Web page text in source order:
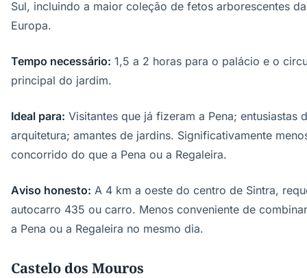
Sul, incluindo a maior coleção de fetos arborescentes da
Europa.
Tempo necessário: 1,5 a 2 horas para o palácio e o
principal do jardim.
Ideal para: Visitantes que já fizeram a Pena; entusiastas
arquitetura; amantes de jardins. Significativamente
concorrido do que a Pena ou a Regaleira.
Aviso honesto: A 4 km a oeste do centro de Sintra,
autocarro 435 ou carro. Menos conveniente de
a Pena ou a Regaleira no mesmo dia.
Castelo dos Mouros